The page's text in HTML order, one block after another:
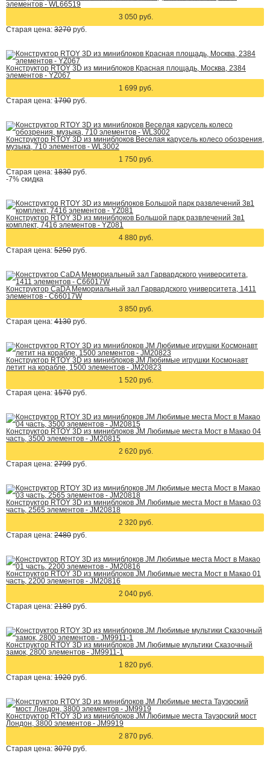
элементов - WL66519
3 050 руб.
Старая цена: 3270 руб.
Конструктор RTOY 3D из миниблоков Красная площадь, Москва, 2384
элементов - YZ067
1 699 руб.
Старая цена: 1790 руб.
Конструктор RTOY 3D из миниблоков Веселая карусель колесо обозрения,
музыка, 710 элементов - WL3002
1 750 руб.
Старая цена: 1830 руб.
-7% скидка
Конструктор RTOY 3D из миниблоков Большой парк развлечений 3в1
комплект, 7416 элементов - YZ081
4 880 руб.
Старая цена: 5250 руб.
Конструктор CaDA Мемориальный зал Гарвардского университета, 1411
элементов - C66017W
3 850 руб.
Старая цена: 4130 руб.
Конструктор RTOY 3D из миниблоков JM Любимые игрушки Космонавт
летит на корабле, 1500 элементов - JM20823
1 520 руб.
Старая цена: 1570 руб.
Конструктор RTOY 3D из миниблоков JM Любимые места Мост в Макао 04
часть, 3500 элементов - JM20815
2 620 руб.
Старая цена: 2799 руб.
Конструктор RTOY 3D из миниблоков JM Любимые места Мост в Макао 03
часть, 2565 элементов - JM20818
2 320 руб.
Старая цена: 2480 руб.
Конструктор RTOY 3D из миниблоков JM Любимые места Мост в Макао 01
часть, 2200 элементов - JM20816
2 040 руб.
Старая цена: 2180 руб.
Конструктор RTOY 3D из миниблоков JM Любимые мультики Сказочный
замок, 2800 элементов - JM9911-1
1 820 руб.
Старая цена: 1920 руб.
Конструктор RTOY 3D из миниблоков JM Любимые места Тауэрский мост
Лондон, 3800 элементов - JM9919
2 870 руб.
Старая цена: 3070 руб.